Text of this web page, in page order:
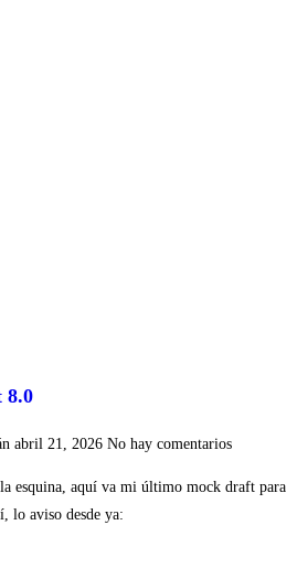
8.0
abril 21, 2026 No hay comentarios
esquina, aquí va mi último mock draft para
lo aviso desde ya: